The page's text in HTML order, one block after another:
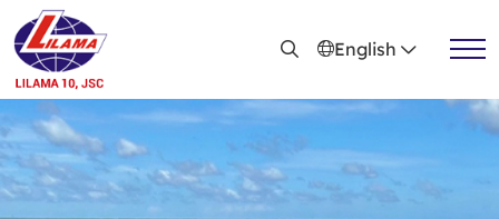
Skip to main content
English